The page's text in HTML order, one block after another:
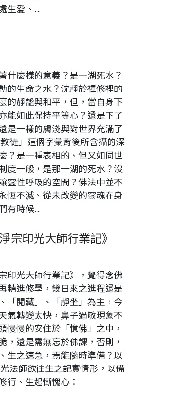
生愛、...
什麼樣的意義？是一湖死水？
的生命之水？沈靜於禪修裡的
的靜謐與和平，但，當自身下
能如此保持平等心？還是下了
是一樣的膚淺與對世界充滿了
徒」這個字彙背後所含攝的深
？是一種表相的、但又如同世
度一般，是那一湖的死水？沒
靈性呼吸的空間？佛法中並不
恆不滅、從未改變的靈魂在身
有時候...
宗印光大師行業記》
印光大師行業記》，覺得念佛
精進修學，幾日來之進程還是
「閱藏」、「靜坐」為主，今
氣轉變太快，鼻子過敏現象不
慢慢的安住於「憶佛」之中，
，還是需無忘於佛課，否則，
生之速急，焉能隨時準備？以
法師欲往生之記實情形，以備
行、生起慚愧心：